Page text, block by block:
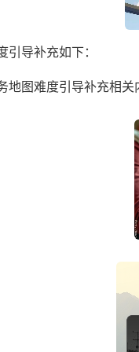
导补充如下：
地图难度引导补充相关